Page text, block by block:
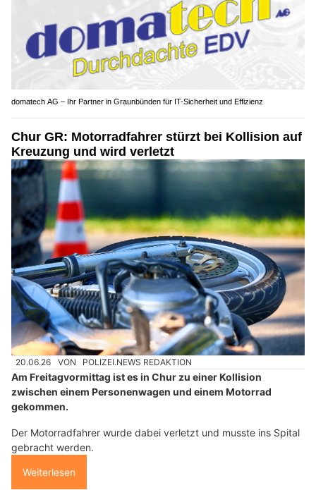
domatech AG – Ihr Partner in Graunbünden für IT-Sicherheit und Effizienz
Chur GR: Motorradfahrer stürzt bei Kollision auf
Kreuzung und wird verletzt
20.06.26 VON POLIZEI.NEWS REDAKTION
Am Freitagvormittag ist es in Chur zu einer Kollision
zwischen einem Personenwagen und einem Motorrad
gekommen.
Der Motorradfahrer wurde dabei verletzt und musste ins Spital
gebracht werden.
Weiterlesen